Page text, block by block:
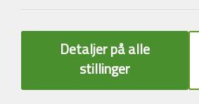
Detaljer på alle
stillinger